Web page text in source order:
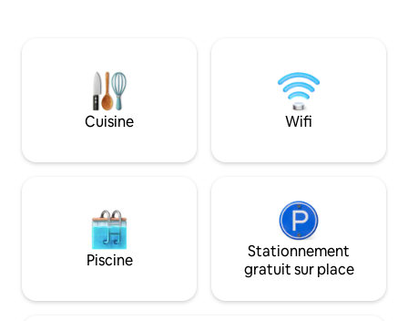
jacuzzi, le sauna ou le patio couvert, puis
profitez du mini-golf, du brasero, du
barbecue, des jouets de piscine et du
coin repas extérieur. Conçu pour le
divertissement de style resort sans
Bassin d'eau
king size en
forme Lux -
Grande piscine -
aquatique - Table
Cuisine Wifi
Piscine
Stationnement
gratuit sur place